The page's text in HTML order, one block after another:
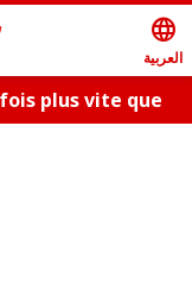
language
العربية
plus vite que